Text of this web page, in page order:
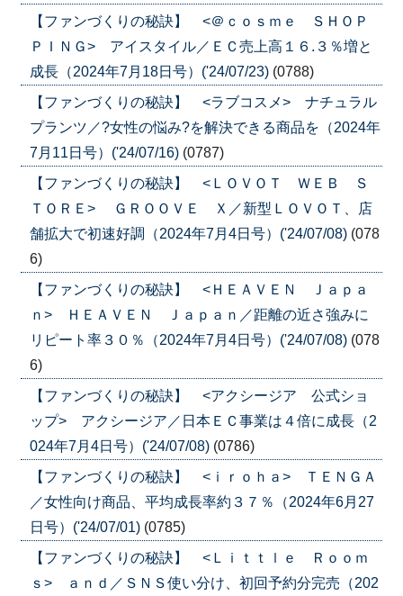
【ファンづくりの秘訣】 <＠ｃｏｓｍｅ ＳＨＯＰ
ＰＩＮＧ> アイスタイル／ＥＣ売上高１６.３％増と
成長（2024年7月18日号）('24/07/23) (0788)
【ファンづくりの秘訣】 <ラブコスメ> ナチュラル
プランツ／?女性の悩み?を解決できる商品を（2024年
7月11日号）('24/07/16) (0787)
【ファンづくりの秘訣】 <ＬＯＶＯＴ ＷＥＢ Ｓ
ＴＯＲＥ> ＧＲＯＯＶＥ Ｘ／新型ＬＯＶＯＴ、店
舗拡大で初速好調（2024年7月4日号）('24/07/08) (078
6)
【ファンづくりの秘訣】 <ＨＥＡＶＥＮ Ｊａｐａ
ｎ> ＨＥＡＶＥＮ Ｊａｐａｎ／距離の近さ強みに
リピート率３０％（2024年7月4日号）('24/07/08) (078
6)
【ファンづくりの秘訣】 <アクシージア 公式ショ
ップ> アクシージア／日本ＥＣ事業は４倍に成長（2
024年7月4日号）('24/07/08) (0786)
【ファンづくりの秘訣】 <ｉｒｏｈａ> ＴＥＮＧＡ
／女性向け商品、平均成長率約３７％（2024年6月27
日号）('24/07/01) (0785)
【ファンづくりの秘訣】 <Ｌｉｔｔｌｅ Ｒｏｏｍ
ｓ> ａｎｄ／ＳＮＳ使い分け、初回予約分完売（202